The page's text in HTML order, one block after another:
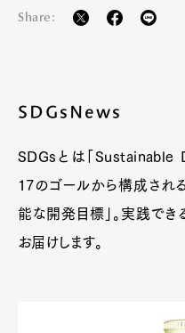
Share:
SDGsNews
SDGsとは「Sustainable
17のゴールから構成され
能な開発目標」。実践で
お届けします。